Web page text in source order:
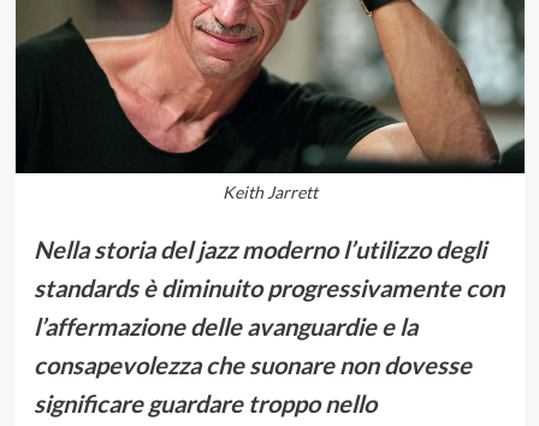
Keith Jarrett
Nella storia del jazz moderno l’utilizzo degli
standards è diminuito progressivamente con
l’affermazione delle avanguardie e la
consapevolezza che suonare non dovesse
significare guardare troppo nello